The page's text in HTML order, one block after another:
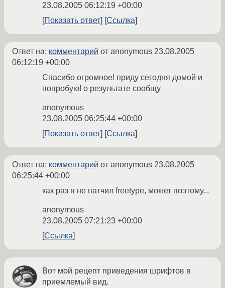
23.08.2005 06:12:19 +00:00
Показать ответ
Ссылка
Ответ на: комментарий от anonymous 23.08.2005
06:12:19 +00:00
Спасибо огромное! приду сегодня домой и
попробую! о результате сообщу
anonymous
23.08.2005 06:25:44 +00:00
Показать ответ
Ссылка
Ответ на: комментарий от anonymous 23.08.2005
06:25:44 +00:00
как раз я не патчил freetype, может поэтому...
anonymous
23.08.2005 07:21:23 +00:00
Ссылка
Вот мой рецепт приведения шрифтов в
приемлемый вид.